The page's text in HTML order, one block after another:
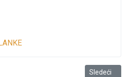
stubići – nema parkiranja!Sledeći
Sledeći